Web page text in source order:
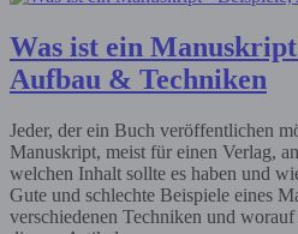
Was ist ein
Aufbau & Techniken
Jeder, der ein Buch veröffentlichen
Manuskript, meist für einen Verlag,
welchen Inhalt sollte es haben und
Gute und schlechte Beispiele eines
verschiedenen Techniken und